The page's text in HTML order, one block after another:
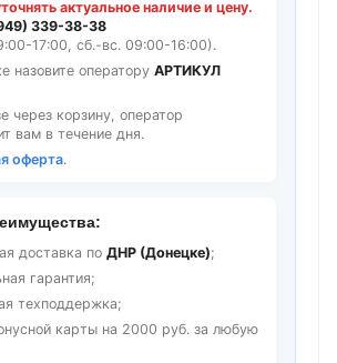
актуальное наличие и цену.
339-38-38
17:00, сб.-вс. 09:00-16:00).
назовите оператору АРТИКУЛ
через корзину, оператор
вам в течение дня.
оферта.
доставка по ДНР (Донецке);
гарантия;
техподдержка;
карты на 2000 руб. за любую